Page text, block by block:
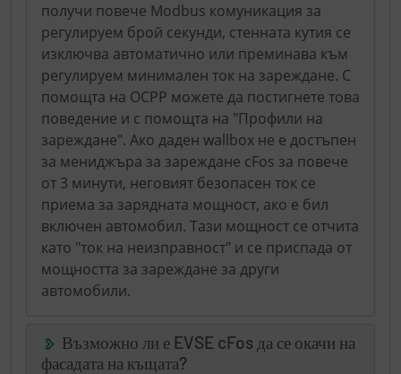
получи повече Modbus комуникация за
регулируем брой секунди, стенната кутия се
изключва автоматично или преминава към
регулируем минимален ток на зареждане. С
помощта на OCPP можете да постигнете това
поведение и с помощта на "Профили на
зареждане". Ако даден wallbox не е достъпен
за мениджъра за зареждане cFos за повече
от 3 минути, неговият безопасен ток се
приема за зарядната мощност, ако е бил
включен автомобил. Тази мощност се отчита
като "ток на неизправност" и се приспада от
мощността за зареждане за други
автомобили.
Възможно ли е EVSE cFos да се окачи на
фасадата на къщата?